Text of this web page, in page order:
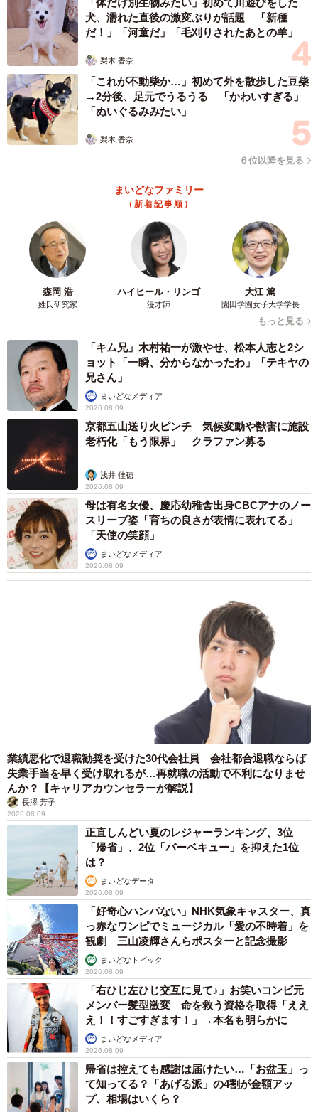
危険性は変わりますか？
「すべり台の大小よりも、足が引っかかるかどうかと、引
っかかったときに後ろから体重が乗るかどうかが、リスク
を左右します。そのため、基本的には一緒にすべることは
避けるのが無難です」
―― 子どもをすべらせてあげたいときはどのように？
「一緒にすべらない代わりに、まずは小さなすべり台で、
子どもが一人で安全に滑れるか（座って、足を前に出し
て、止まれるか）を確認するのが良い方法です。
その際の、服装に関しても、ひも付きの服や長いマフラー
などは、遊具に引っかかる危険性があるので、できれば避
けたほうが無難です。
また滑り終わったあとの、出口周りで転倒して手すりに体
を強くぶつけると、狭い範囲に力が集中するので、内臓の
損傷につながることがあります」
◇ ◇
普段何気なく遊んでいるすべり台。ちょっとした不注意が
大けがにつながる可能性があります。子どもの安全を守る
ためにも、ポイントに気を付けて遊びたいですね。
【参考文献】
（※１）Gaffney JT. Tibia fractures in children sustained on
a playground slide. J Pediatr Orthop. 2009 Sep;29(6):606-8.
（※2）Jennissen CA, Koos M, Denning G. Playground
slide-related injuries in preschool children: increased risk of
lower extremity injuries when riding on laps. Inj Epidemiol.
2018 Apr 10;5(Suppl 1):13. doi: 10.1186/s40621-018-0139-x.
PMID: 29637487; PMCID: PMC5893512.
■日本小児救急医学会【公式】X
https://x.com/jsepsns2024
大人の膝に子どもを乗せて滑り台を滑るのは、一見安全な
ようで、危険です。途中で足が側面や段差に引っかかる
と、大人の体重で足がねじれて骨折することがあります。
特に3歳未満では要注意です。一人で安全に滑れるまでは避
けましょう。
#小児救急
— 日本小児救急医学会【公式】 (@jsepsns2024)January
13, 2026
「体だけ別生物みたい」初めて川遊びをした
犬、濡れた直後の激変ぶりが話題 「新種
だ！」「河童だ」「毛刈りされたあとの羊」
梨木 香奈
「これが不動柴か…」初めて外を散歩した豆柴
→2分後、足元でうるうる 「かわいすぎる」
「ぬいぐるみみたい」
梨木 香奈
６位以降を見る
まいどなファミリー
（新着記事順）
森岡 浩
姓氏研究家
ハイヒール・リンゴ
漫才師
大江 篤
園田学園女子大学学長
もっと見る
「キム兄」木村祐一が激やせ、松本人志と2シ
ョット「一瞬、分からなかったわ」「テキヤの
兄さん」
まいどなメディア
2026.08.09
京都五山送り火ピンチ 気候変動や獣害に施設
老朽化「もう限界」 クラファン募る
浅井 佳穂
2026.08.09
母は有名女優、慶応幼稚舎出身CBCアナのノー
スリーブ姿「育ちの良さが表情に表れてる」
「天使の笑顔」
まいどなメディア
2026.08.09
業績悪化で退職勧奨を受けた30代会社員 会社都合退職ならば
失業手当を早く受け取れるが…再就職の活動で不利になりませ
んか？【キャリアカウンセラーが解説】
長澤 芳子
2026.08.09
正直しんどい夏のレジャーランキング、3位
「帰省」、2位「バーベキュー」を抑えた1位
は？
まいどなデータ
2026.08.09
「好奇心ハンパない」NHK気象キャスター、真
っ赤なワンピでミュージカル「愛の不時着」を
観劇 三山凌輝さんらポスターと記念撮影
まいどなトピック
2026.08.09
「右ひじ左ひじ交互に見て♪」お笑いコンビ元
メンバー髪型激変 命を救う資格を取得「ええ
え！！すごすぎます！」→本名も明らかに
まいどなメディア
2026.08.09
帰省は控えても感謝は届けたい…「お盆玉」っ
て知ってる？「あげる派」の4割が金額アッ
プ、相場はいくら？